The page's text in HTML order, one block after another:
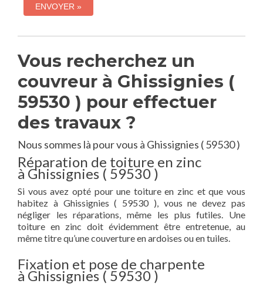
Vous recherchez un
couvreur à Ghissignies (
59530 ) pour effectuer
des travaux ?
Nous sommes là pour vous à Ghissignies ( 59530 )
Réparation de toiture en zinc
à Ghissignies ( 59530 )
Si vous avez opté pour une toiture en zinc et que vous
habitez à Ghissignies ( 59530 ), vous ne devez pas
négliger les réparations, même les plus futiles. Une
toiture en zinc doit évidemment être entretenue, au
même titre qu’une couverture en ardoises ou en tuiles.
Fixation et pose de charpente
à Ghissignies ( 59530 )